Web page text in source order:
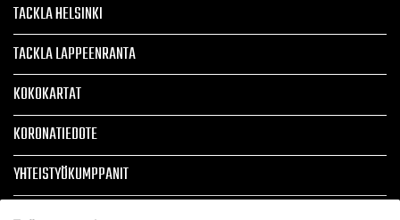
TACKLA HELSINKI
TACKLA LAPPEENRANTA
KOKOKARTAT
KORONATIEDOTE
YHTEISTYÖKUMPPANIT